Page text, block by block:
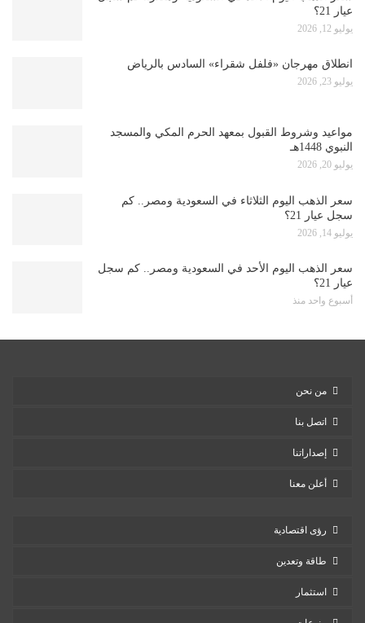
عيار 21؟
يوليو 12, 2026
انطلاق مهرجان «فلفل شقراء» السادس بالرياض
يوليو 23, 2026
مواعيد وشروط القبول بمعهد الحرم المكي والمسجد
النبوي 1448هـ
يوليو 20, 2026
سعر الذهب اليوم الثلاثاء في السعودية ومصر.. كم
سجل عيار 21؟
يوليو 14, 2026
سعر الذهب اليوم الأحد في السعودية ومصر.. كم سجل
عيار 21؟
أسبوع واحد منذ
من نحن
اتصل بنا
إصداراتنا
أعلن معنا
رؤى اقتصادية
طاقة وتعدين
استثمار